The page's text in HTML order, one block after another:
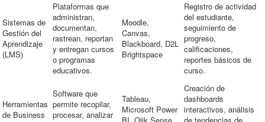
Sistemas de
Gestión del
Aprendizaje
(LMS)
Plataformas que
administran,
documentan,
rastrean, reportan
y entregan cursos
o programas
educativos.
Moodle,
Canvas,
Blackboard, D2L
Brightspace
Registro de actividad
del estudiante,
seguimiento de
progreso,
calificaciones,
reportes básicos de
curso.
Herramientas
de Business
Software que
permite recopilar,
procesar, analizar
Tableau,
Microsoft Power
Creación de
dashboards
interactivos, análisis